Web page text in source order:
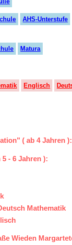
AHS-Unterstufe
Matura
Englisch
( ab 4 Jahren ):
- 6 Jahren ):
Mathematik
Wieden